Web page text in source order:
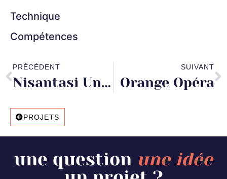
Technique
Compétences
PRÉCÉDENT
Nisantasi University
SUIVANT
Orange Opéra
PROJETS
une question une idée